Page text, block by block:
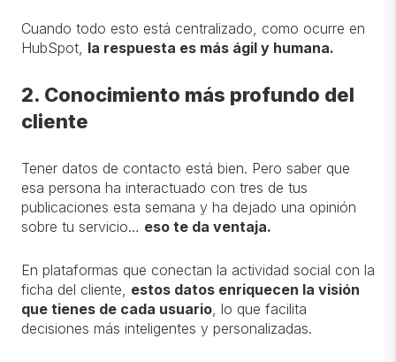
Cuando todo esto está centralizado, como ocurre en
HubSpot, la respuesta es más ágil y humana.
2. Conocimiento más profundo del
cliente
Tener datos de contacto está bien. Pero saber que
esa persona ha interactuado con tres de tus
publicaciones esta semana y ha dejado una opinión
sobre tu servicio… eso te da ventaja.
En plataformas que conectan la actividad social con la
ficha del cliente, estos datos enriquecen la visión
que tienes de cada usuario, lo que facilita
decisiones más inteligentes y personalizadas.